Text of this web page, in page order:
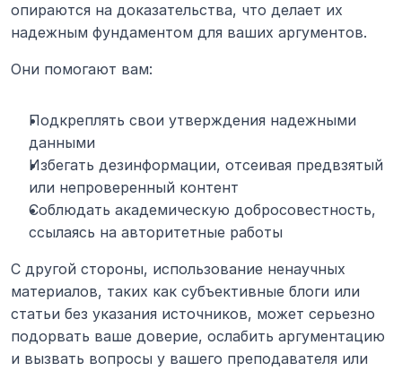
опираются на доказательства, что делает их
надежным фундаментом для ваших аргументов.
Они помогают вам:
Подкреплять свои утверждения надежными
данными
Избегать дезинформации, отсеивая предвзятый
или непроверенный контент
Соблюдать академическую добросовестность,
ссылаясь на авторитетные работы
С другой стороны, использование ненаучных
материалов, таких как субъективные блоги или
статьи без указания источников, может серьезно
подорвать ваше доверие, ослабить аргументацию
и вызвать вопросы у вашего преподавателя или